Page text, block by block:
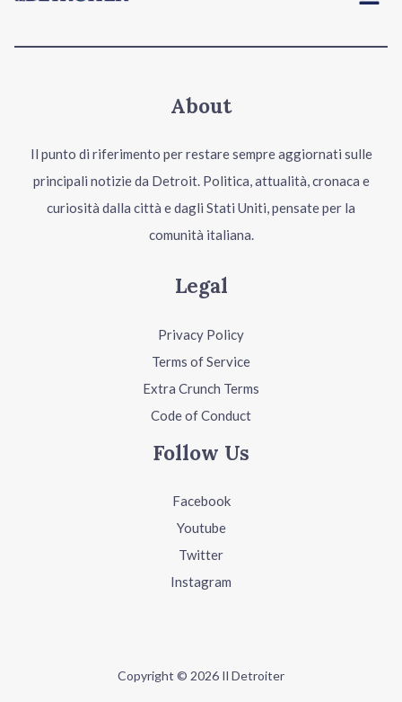
About
Il punto di riferimento per restare sempre aggiornati sulle
principali notizie da Detroit. Politica, attualità, cronaca e
curiosità dalla città e dagli Stati Uniti, pensate per la
comunità italiana.
Legal
Privacy Policy
Terms of Service
Extra Crunch Terms
Code of Conduct
Follow Us
Facebook
Youtube
Twitter
Instagram
Copyright © 2026 Il Detroiter